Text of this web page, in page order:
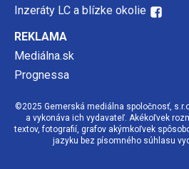
Inzeráty LC a blízke okolie
REKLAMA
Mediálna.sk
Prognessa
©2025 Gemerská mediálna spoločnosť,
a vykonáva ich vydavateľ. Akékoľvek
textov, fotografií, grafov akýmkoľvek
jazyku bez písomného súhlasu